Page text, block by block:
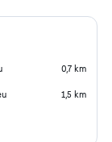
0,7 km
1,5 km